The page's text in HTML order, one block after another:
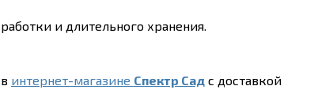
и длительного хранения.
интернет-магазине Спектр Сад с доставкой